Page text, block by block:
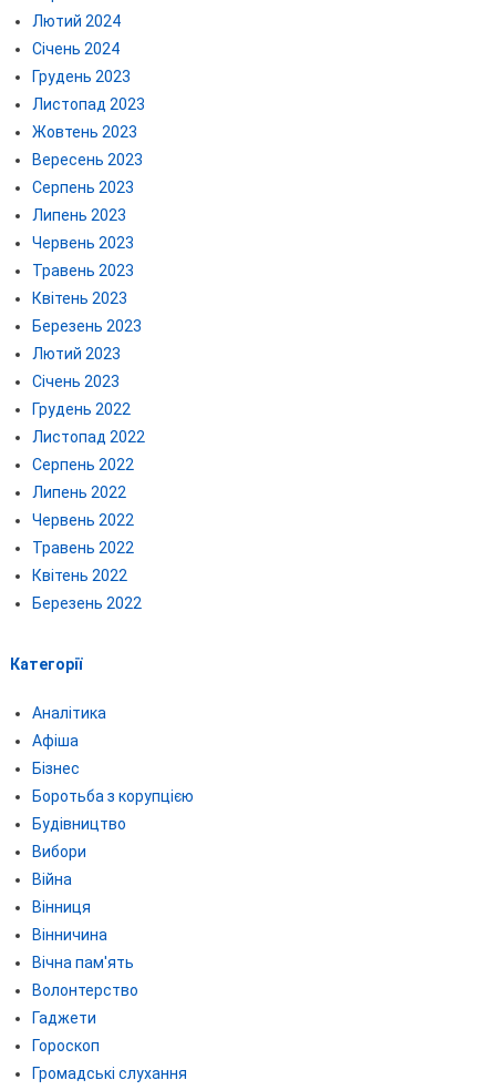
Лютий 2024
Січень 2024
Грудень 2023
Листопад 2023
Жовтень 2023
Вересень 2023
Серпень 2023
Липень 2023
Червень 2023
Травень 2023
Квітень 2023
Березень 2023
Лютий 2023
Січень 2023
Грудень 2022
Листопад 2022
Серпень 2022
Липень 2022
Червень 2022
Травень 2022
Квітень 2022
Березень 2022
Категорії
Аналітика
Афіша
Бізнес
Боротьба з корупцією
Будівництво
Вибори
Війна
Вінниця
Вінничина
Вічна пам'ять
Волонтерство
Гаджети
Гороскоп
Громадські слухання